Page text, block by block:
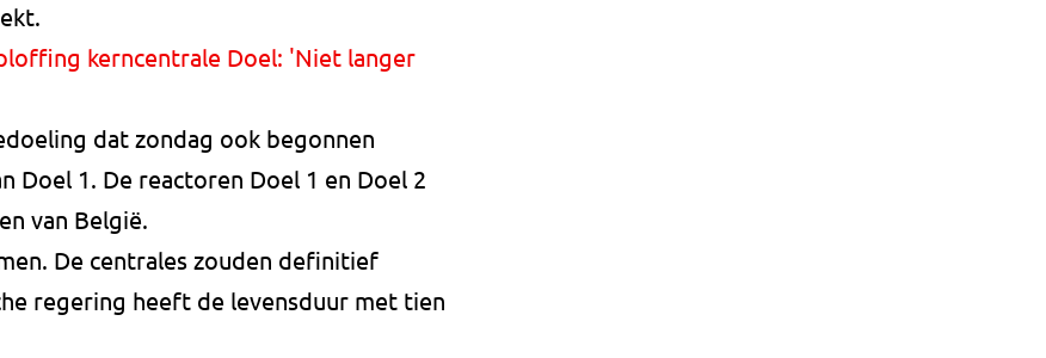
kerncentrale Doel: 'Niet langer
dat zondag ook begonnen
1. De reactoren Doel 1 en Doel 2
van België.
De centrales zouden definitief
regering heeft de levensduur met tien